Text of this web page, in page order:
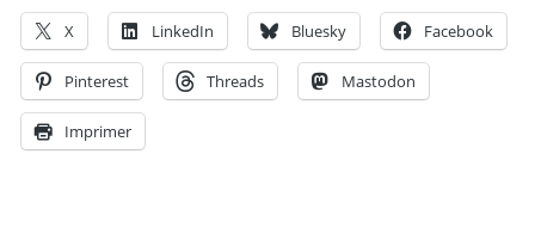
X LinkedIn Bluesky Facebook
Pinterest Threads Mastodon
Imprimer